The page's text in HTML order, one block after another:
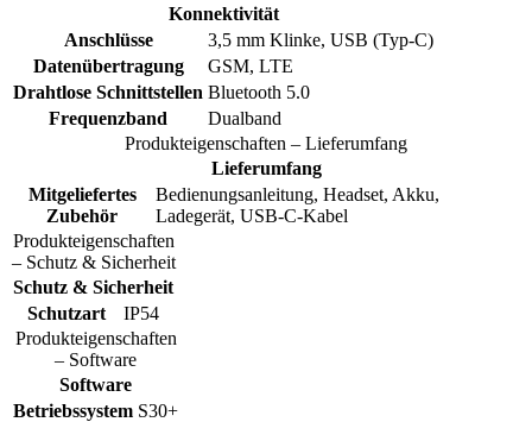
Konnektivität
Anschlüsse
3,5 mm Klinke, USB (Typ-C)
Datenübertragung
GSM, LTE
Drahtlose Schnittstellen Bluetooth 5.0
Frequenzband
Dualband
Produkteigenschaften – Lieferumfang
Lieferumfang
Mitgeliefertes
Zubehör
Bedienungsanleitung, Headset, Akku,
Ladegerät, USB-C-Kabel
Produkteigenschaften
– Schutz & Sicherheit
Schutz & Sicherheit
Schutzart
IP54
Produkteigenschaften
– Software
Software
Betriebssystem S30+